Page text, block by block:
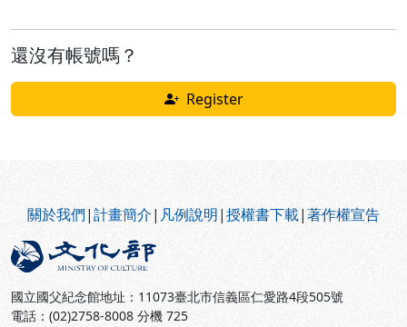
還沒有帳號嗎？
Register
關於我們|計畫簡介| 凡例說明|授權書下載|著作權宣告
國立國父紀念館地址：11073臺北市信義區仁愛路4段505號
電話：(02)2758-8008 分機 725